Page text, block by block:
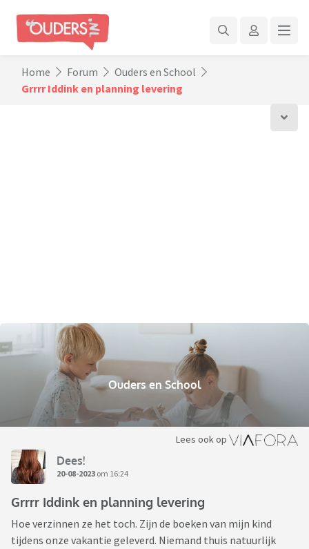
Home Forum
Ouders en School
Grrrr Iddink en planning levering
Ouders en School
Lees ook op
Dees!
20-08-2023 om 16:24
Grrrr Iddink en planning levering
Hoe verzinnen ze het toch. Zijn de boeken van mijn kind
tijdens onze vakantie geleverd. Niemand thuis natuurlijk